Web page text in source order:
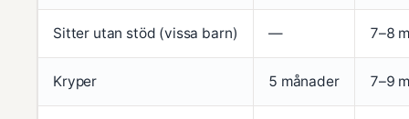
Sitter utan stöd (vissa barn) — 7–8
Kryper 5 månader 7–9